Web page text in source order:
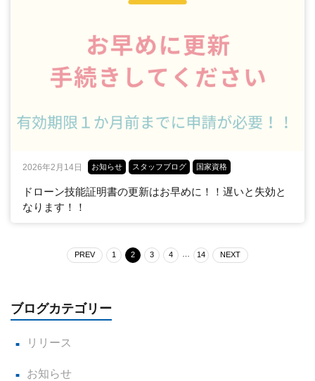
2026年2月14日 お知らせ スタッフブログ 国家資格
ドローン技能証明書の更新はお早めに！！遅いと失効と
なります！！
稿
の
ペ
PREV 1 2 3 4 14 NEXT
ブログカテゴリー
リリース
お知らせ